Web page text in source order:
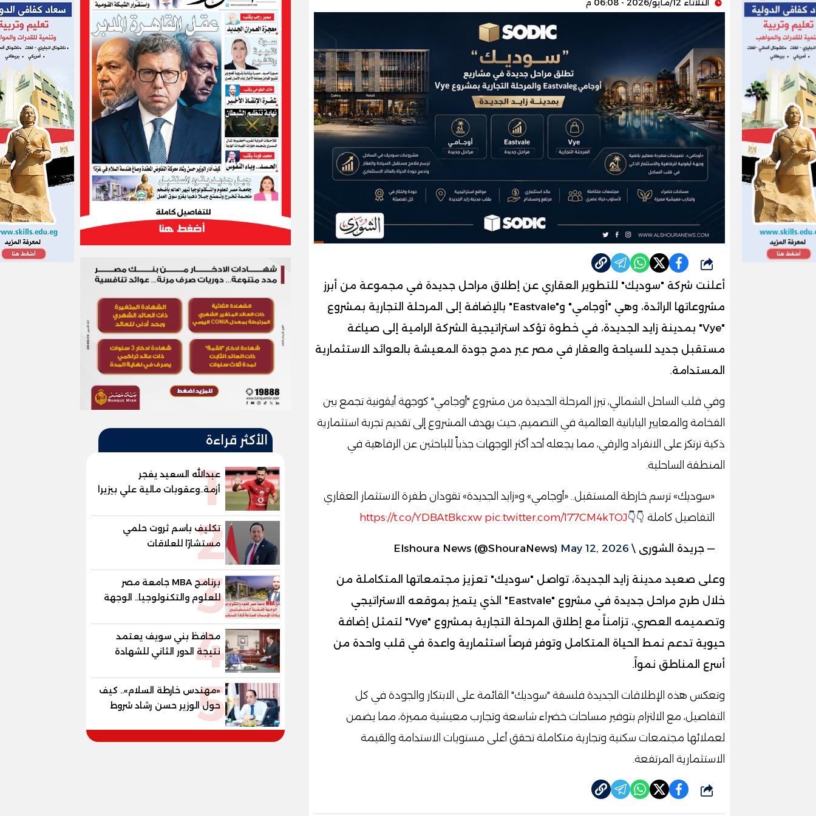
الثلاثاء 12/مايو/2026 - 06:08 م
شارك
أعلنت شركة "سوديك" للتطوير العقاري عن إطلاق مراحل جديدة في مجموعة من أبرز
مشروعاتها الرائدة، وهي "أوجامي" و"Eastvale" بالإضافة إلى المرحلة التجارية بمشروع
"Vye" بمدينة زايد الجديدة، في خطوة تؤكد استراتيجية الشركة الرامية إلى صياغة
مستقبل جديد للسياحة والعقار في مصر عبر دمج جودة المعيشة بالعوائد الاستثمارية
المستدامة.
وفي قلب الساحل الشمالي، تبرز المرحلة الجديدة من مشروع "أوجامي" كوجهة أيقونية تجمع بين
الفخامة والمعايير اليابانية العالمية في التصميم، حيث يهدف المشروع إلى تقديم تجربة استثمارية
ذكية ترتكز على الانفراد والرقي، مما يجعله أحد أكثر الوجهات جذباً للباحثين عن الرفاهية في
المنطقة الساحلية.
«سوديك» ترسم خارطة المستقبل.. «أوجامي» و«زايد الجديدة» تقودان طفرة الاستثمار العقاري
التفاصيل كاملة 👇👇
https://t.co/YDBAtBkcxw pic.twitter.com/177CM4kTOJ
— جريدة الشورى \ Elshoura News (@ShouraNews) May 12, 2026
وعلى صعيد مدينة زايد الجديدة، تواصل "سوديك" تعزيز مجتمعاتها المتكاملة من
خلال طرح مراحل جديدة في مشروع "Eastvale" الذي يتميز بموقعه الاستراتيجي
وتصميمه العصري، تزامناً مع إطلاق المرحلة التجارية بمشروع "Vye" لتمثل إضافة
حيوية تدعم نمط الحياة المتكامل وتوفر فرصاً استثمارية واعدة في قلب واحدة من
أسرع المناطق نمواً.
وتعكس هذه الإطلاقات الجديدة فلسفة "سوديك" القائمة على الابتكار والجودة في كل
التفاصيل، مع الالتزام بتوفير مساحات خضراء شاسعة وتجارب معيشية مميزة، مما يضمن
لعملائها مجتمعات سكنية وتجارية متكاملة تحقق أعلى مستويات الاستدامة والقيمة
الاستثمارية المرتفعة.
شارك
الأكثر قراءة
1
عبدالله السعيد يفجر
أزمة..وعقوبات مالية علي بيزيرا
وبانزا
2
تكليف باسم ثروت حلمي
مستشارًا للعلاقات
الدبلوماسية وعضوًا بالهيئة
الاستشارية العليا لمنظمة
«جاد جمينت يوإن»
3
برنامج MBA جامعة مصر
للعلوم والتكنولوجيا.. الوجهة
المفضلة للتنفيذيين وقيادات
المؤسسات لصناعة قادة
المستقبل
4
محافظ بني سويف يعتمد
نتيجة الدور الثاني للشهادة
الإعدادية العامة بنسبة
79.9% نظامي ...و69.55%
منازل.. و70.56% للمهنية ..
و100% للصُم وضعاف السمع
والنور للمكفوفين
5
«مهندس خارطة السلام».. كيف
حول الوزير حسن رشاد شروط
الحرب المعقدة إلى "خارطة